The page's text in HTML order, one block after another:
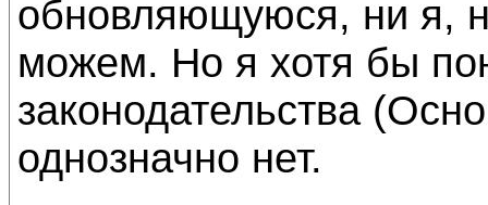
обновляющуюся, ни я,
можем. Но я хотя бы
законодательства
однозначно нет.